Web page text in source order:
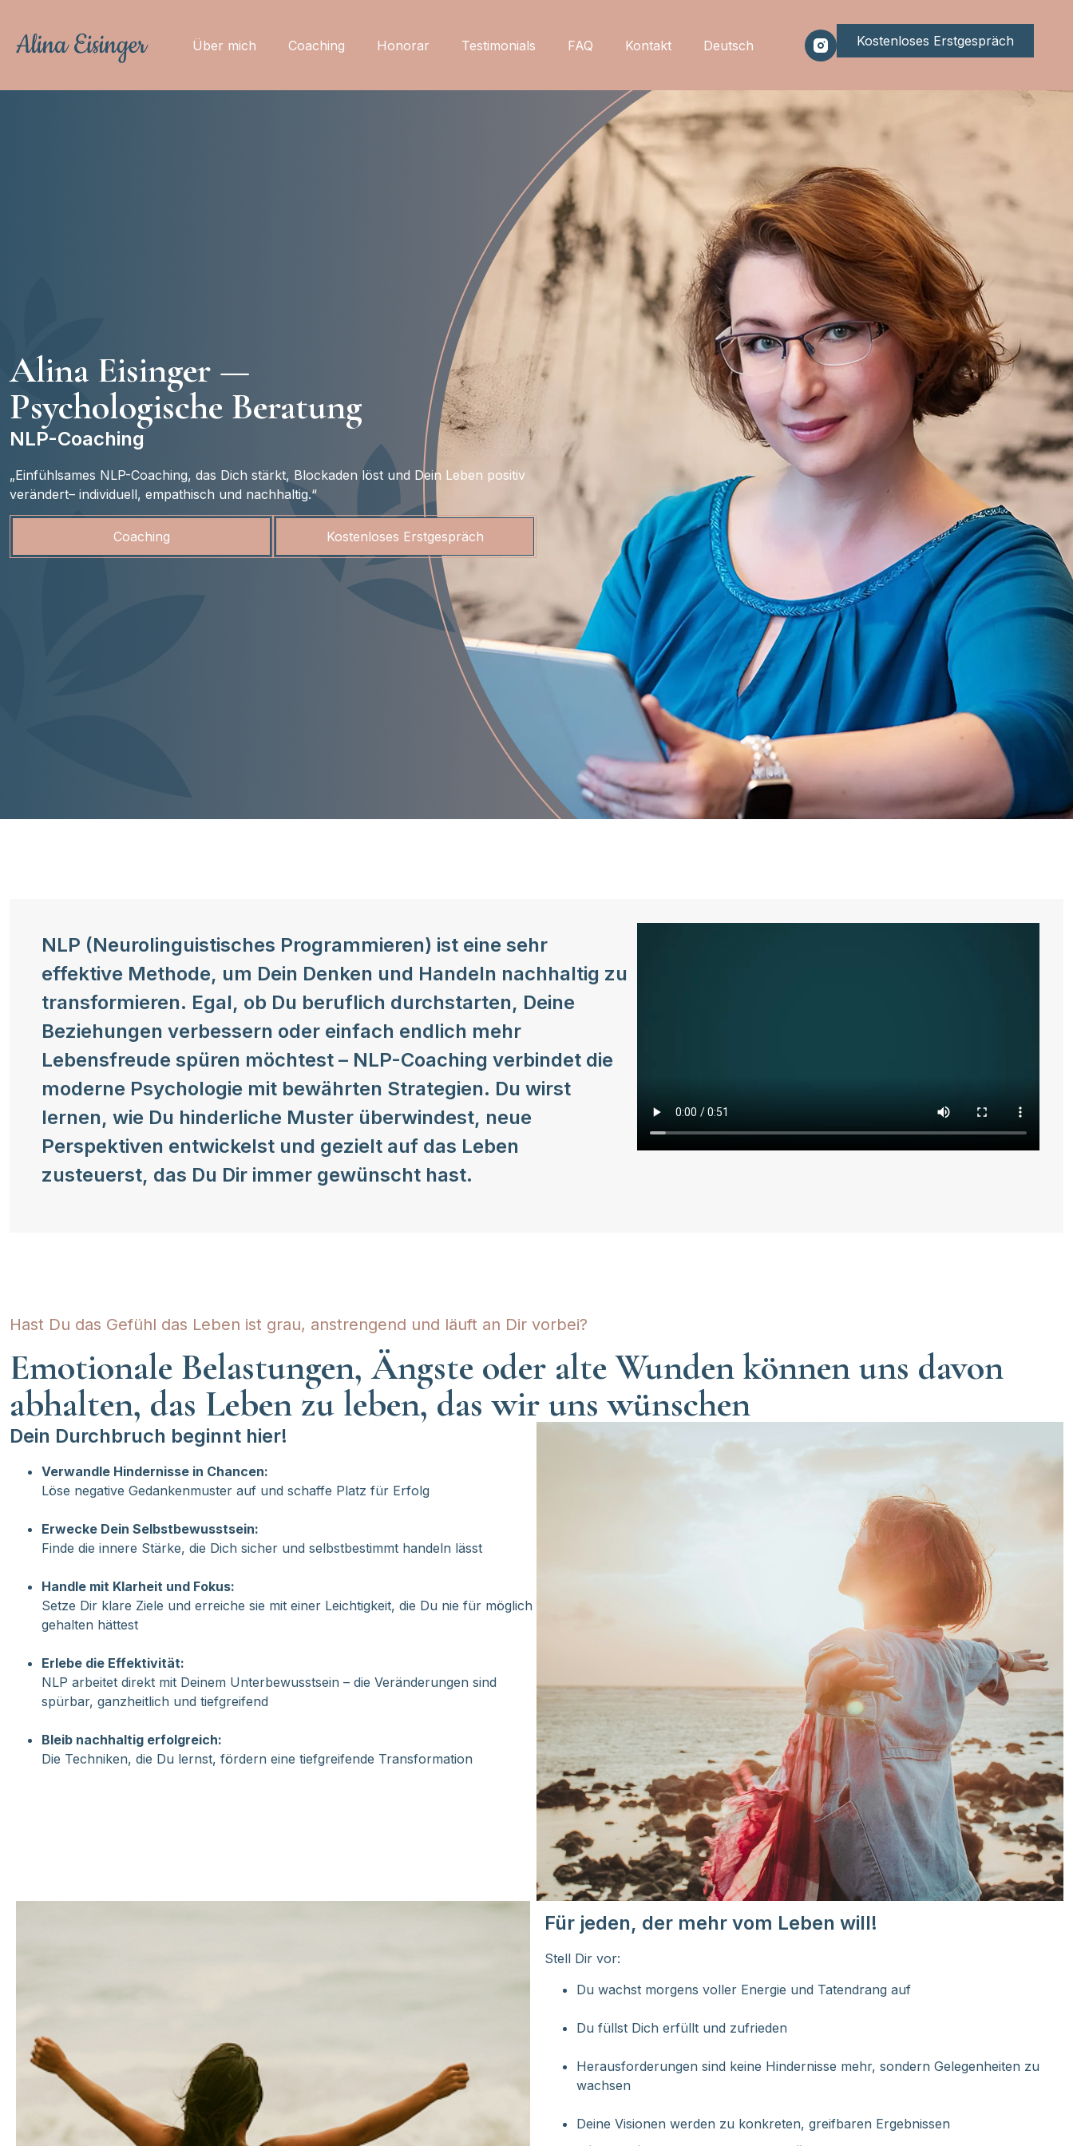
Über mich Coaching Honorar Testimonials FAQ Kontakt Deutsch Kostenloses Erstgespräch
Alina Eisinger —
Psychologische Beratung
NLP-Coaching
„Einfühlsames NLP-Coaching, das Dich stärkt, Blockaden löst und Dein Leben positiv
verändert– individuell, empathisch und nachhaltig.“
Coaching Kostenloses Erstgespräch
NLP (Neurolinguistisches Programmieren) ist eine sehr
effektive Methode, um Dein Denken und Handeln nachhaltig zu
transformieren. Egal, ob Du beruflich durchstarten, Deine
Beziehungen verbessern oder einfach endlich mehr
Lebensfreude spüren möchtest – NLP-Coaching verbindet die
moderne Psychologie mit bewährten Strategien. Du wirst
lernen, wie Du hinderliche Muster überwindest, neue
Perspektiven entwickelst und gezielt auf das Leben
zusteuerst, das Du Dir immer gewünscht hast.
Hast Du das Gefühl das Leben ist grau, anstrengend und läuft an Dir vorbei?
Emotionale Belastungen, Ängste oder alte Wunden können uns davon
abhalten, das Leben zu leben, das wir uns wünschen
Dein Durchbruch beginnt hier!
Verwandle Hindernisse in Chancen:
Löse negative Gedankenmuster auf und schaffe Platz für Erfolg
Erwecke Dein Selbstbewusstsein:
Finde die innere Stärke, die Dich sicher und selbstbestimmt handeln lässt
Handle mit Klarheit und Fokus:
Setze Dir klare Ziele und erreiche sie mit einer Leichtigkeit, die Du nie für möglich
gehalten hättest
Erlebe die Effektivität:
NLP arbeitet direkt mit Deinem Unterbewusstsein – die Veränderungen sind
spürbar, ganzheitlich und tiefgreifend
Bleib nachhaltig erfolgreich:
Die Techniken, die Du lernst, fördern eine tiefgreifende Transformation
Für jeden, der mehr vom Leben will!
Stell Dir vor:
Du wachst morgens voller Energie und Tatendrang auf
Du füllst Dich erfüllt und zufrieden
Herausforderungen sind keine Hindernisse mehr, sondern Gelegenheiten zu
wachsen
Deine Visionen werden zu konkreten, greifbaren Ergebnissen